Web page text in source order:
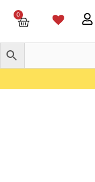
0